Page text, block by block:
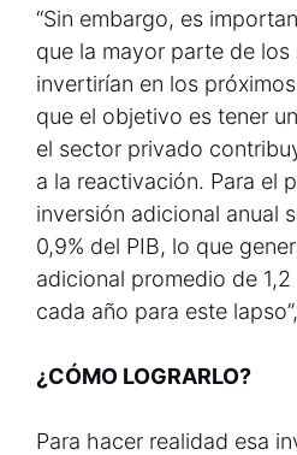
“Sin embargo, es
que la mayor parte de los
invertirían en los
que el objetivo es tener
el sector privado
a la reactivación. Para el
inversión adicional anual
0,9% del PIB, lo que
adicional promedio de
cada año para este
¿CÓMO LOGRARLO?
Para hacer realidad esa